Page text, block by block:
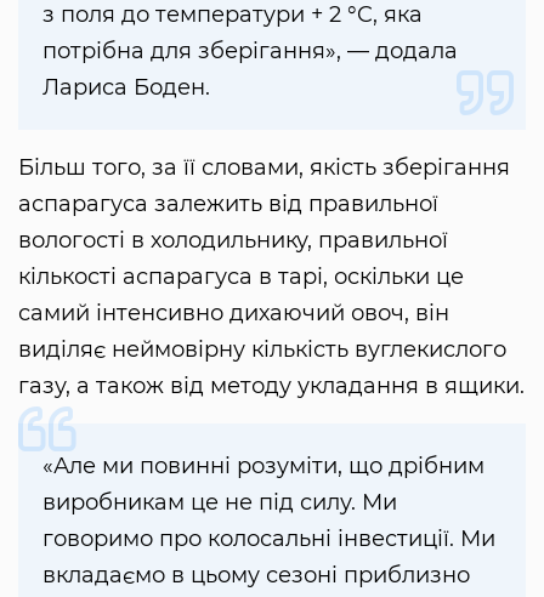
з поля до температури + 2 °C, яка
потрібна для зберігання», — додала
Лариса Боден.
Більш того, за її словами, якість зберігання
аспарагуса залежить від правильної
вологості в холодильнику, правильної
кількості аспарагуса в тарі, оскільки це
самий інтенсивно дихаючий овоч, він
виділяє неймовірну кількість вуглекислого
газу, а також від методу укладання в ящики.
«Але ми повинні розуміти, що дрібним
виробникам це не під силу. Ми
говоримо про колосальні інвестиції. Ми
вкладаємо в цьому сезоні приблизно